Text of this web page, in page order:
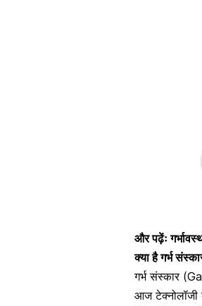
और पढ़ेंः
क्या है गर्भ
गर्भ संस्कार
आज टेक्नोलॉजी